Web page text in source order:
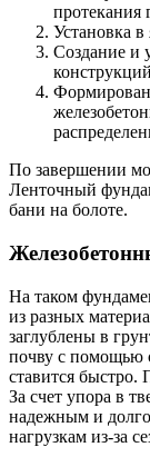
протекания
Установка
Создание и
По завершении
Ленточный
бани на болоте.
На таком
из разных
заглублены в
почву с помощью
ставится быстро.
За счет упора в
надежным и
нагрузкам из-за